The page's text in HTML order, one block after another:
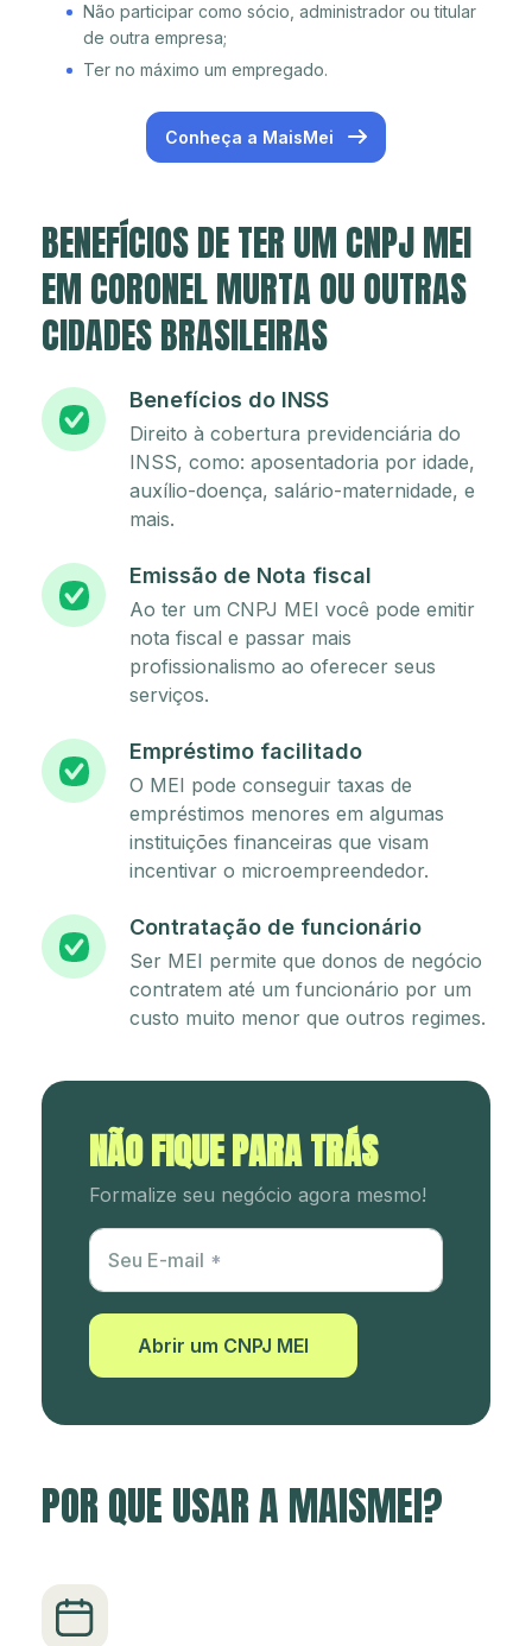
Não participar como sócio, administrador ou titular
de outra empresa;
Ter no máximo um empregado.
Conheça a MaisMei
BENEFÍCIOS DE TER UM CNPJ MEI
EM CORONEL MURTA OU OUTRAS
CIDADES BRASILEIRAS
Benefícios do INSS
Direito à cobertura previdenciária do
INSS, como: aposentadoria por idade,
auxílio-doença, salário-maternidade, e
mais.
Emissão de Nota fiscal
Ao ter um CNPJ MEI você pode emitir
nota fiscal e passar mais
profissionalismo ao oferecer seus
serviços.
Empréstimo facilitado
O MEI pode conseguir taxas de
empréstimos menores em algumas
instituições financeiras que visam
incentivar o microempreendedor.
Contratação de funcionário
Ser MEI permite que donos de negócio
contratem até um funcionário por um
custo muito menor que outros regimes.
NÃO FIQUE PARA TRÁS
Formalize seu negócio agora mesmo!
Utm Content
Seu E-mail
Abrir um CNPJ MEI
POR QUE USAR A MAISMEI?